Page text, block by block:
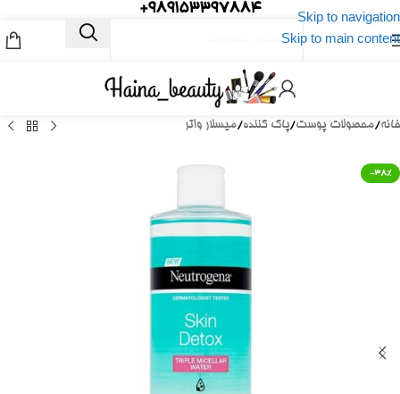
Skip to navigation
Skip to main content
989153397884+
خانه/محصولات پوست/پاک کننده/میسلار واتر
-38%